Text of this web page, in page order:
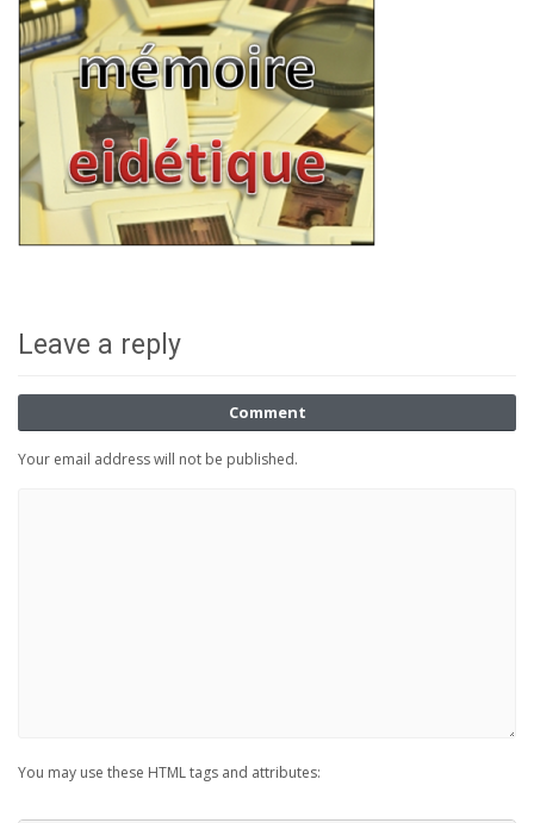
Leave a reply
Comment
Your email address will not be published.
You may use these HTML tags and attributes: